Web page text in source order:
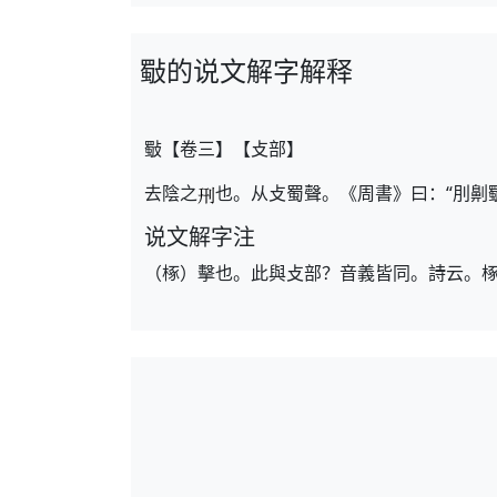
斀的说文解字解释
斀【卷三】【攴部】
去陰之
也。从攴蜀聲。《周書》曰：“刖劓
说文解字注
（椓）擊也。此與攴部？音義皆同。詩云